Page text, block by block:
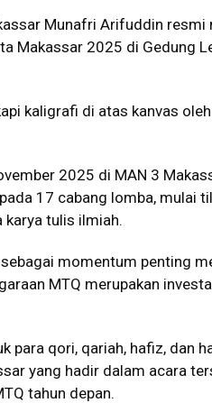
Munafri Arifuddin resmi
Makassar 2025 di Gedung
kaligrafi di atas kanvas
2025 di MAN 3
17 cabang lomba, mulai
karya tulis ilmiah.
momentum penting
MTQ merupakan
para qori, qariah, hafiz, dan
yang hadir dalam acara
tahun depan.